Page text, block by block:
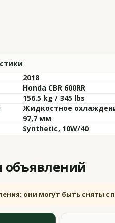
2018
Honda CBR 600RR
156.5 kg / 345 lbs
Жидкостное
97,7 мм
Synthetic, 10W/40
объявлений
они могут быть сняты с